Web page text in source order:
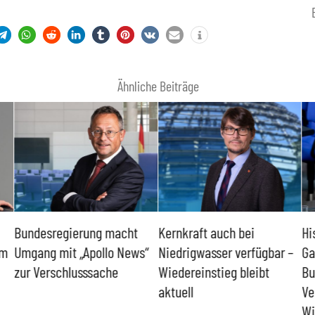
Ähnliche Beiträge
Bundesregierung macht
Umgang mit „Apollo News“
zur Verschlusssache
Kernkraft auch bei
Niedrigwasser verfügbar –
Wiedereinstieg bleibt
aktuell